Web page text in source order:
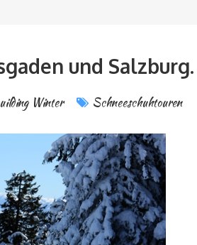
und Salzburg.
Winter Schneeschuhtouren